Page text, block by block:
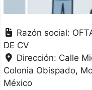
Razón social:
DE CV
Dirección: Calle
Colonia Obispado
México